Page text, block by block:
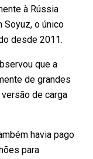
à Rússia
o único
desde 2011.
que a
de grandes
de carga
havia pago
para